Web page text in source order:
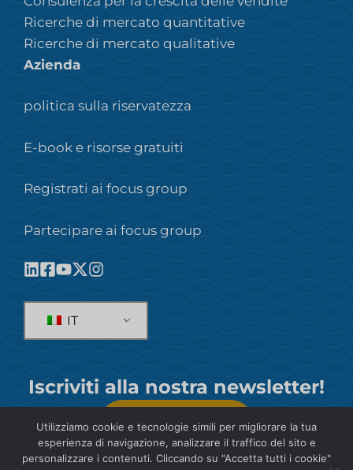
Ricerche di mercato quantitative
Ricerche di mercato qualitative
Azienda
politica sulla riservatezza
E-book e risorse gratuiti
Registrati ai focus group
Partecipare ai focus group
IT
Iscriviti alla nostra newsletter!
SOTTOSCRIVI
Utilizziamo cookie e tecnologie simili per migliorare la tua
esperienza di navigazione, analizzare il traffico del sito e
personalizzare i contenuti. Cliccando su "Accetta tutti i cookie"